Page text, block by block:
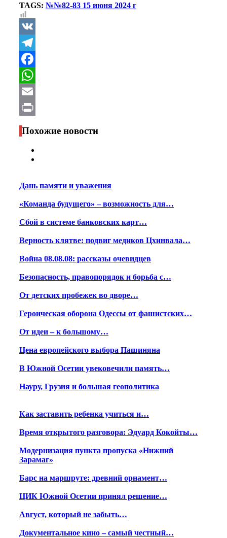
TAGS: №№82-83 15 июня 2024 г
VK
Telegram
Facebook
WhatsApp
Email
Print
Похожие новости
Дань памяти и уважения
«Команда будущего» – возможность для…
Сбой в системе банковских карт…
Верность клятве: подвиг медиков Цхинвала…
Война 08.08.08: рассказы очевидцев
Безопасность, правопорядок и борьба с…
От детских пробежек во дворе…
Героическая оборона Одессы от фашистских…
От идеи – к большому…
Цена европейского выбора Пашиняна
В Южной Осетии увековечили память…
Науру, Грузия и большая геополитика
Как заставить ребенка учиться и…
Время открытого разговора: Эдуард Кокойты…
Модернизация пункта пропуска «Нижний
Зарамаг»
Барс на маршруте: древний орнамент…
ЦИК Южной Осетии принял решение…
Август, который не забыть…
Документальное кино – самый честный…